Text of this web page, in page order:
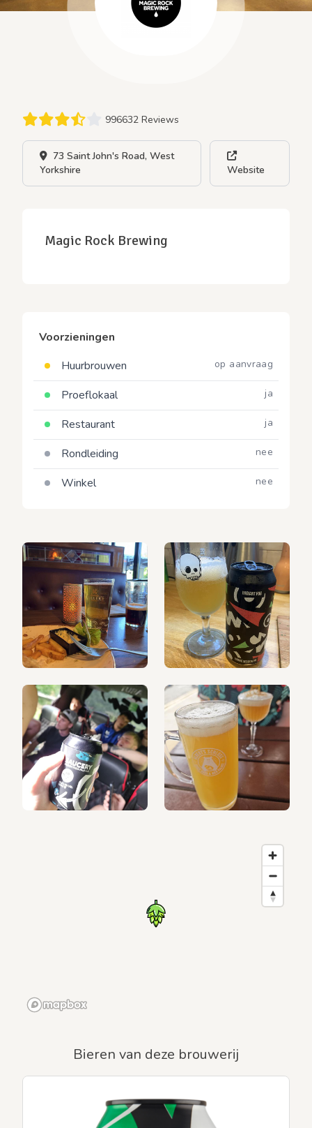
996632 Reviews
73 Saint John's Road, West
Yorkshire
Website
Magic Rock Brewing
Voorzieningen
Huurbrouwen
op aanvraag
Proeflokaal ja
Restaurant ja
Rondleiding nee
Winkel nee
Bieren van deze brouwerij